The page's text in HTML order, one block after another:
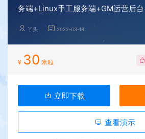
务端+Linux手工服务端+GM运营后
丫头 2022-03-18
¥ 30 米粒
立即下载
查看演示